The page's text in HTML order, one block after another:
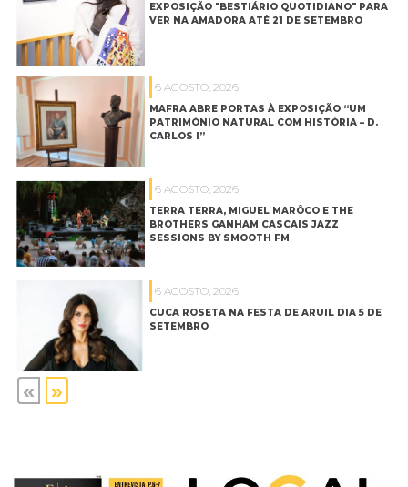
EXPOSIÇÃO "BESTIÁRIO QUOTIDIANO" PARA
VER NA AMADORA ATÉ 21 DE SETEMBRO
6 AGOSTO, 2026
MAFRA ABRE PORTAS À EXPOSIÇÃO “UM
PATRIMÓNIO NATURAL COM HISTÓRIA – D.
CARLOS I”
6 AGOSTO, 2026
TERRA TERRA, MIGUEL MARÔCO E THE
BROTHERS GANHAM CASCAIS JAZZ
SESSIONS BY SMOOTH FM
6 AGOSTO, 2026
CUCA ROSETA NA FESTA DE ARUIL DIA 5 DE
SETEMBRO
« »